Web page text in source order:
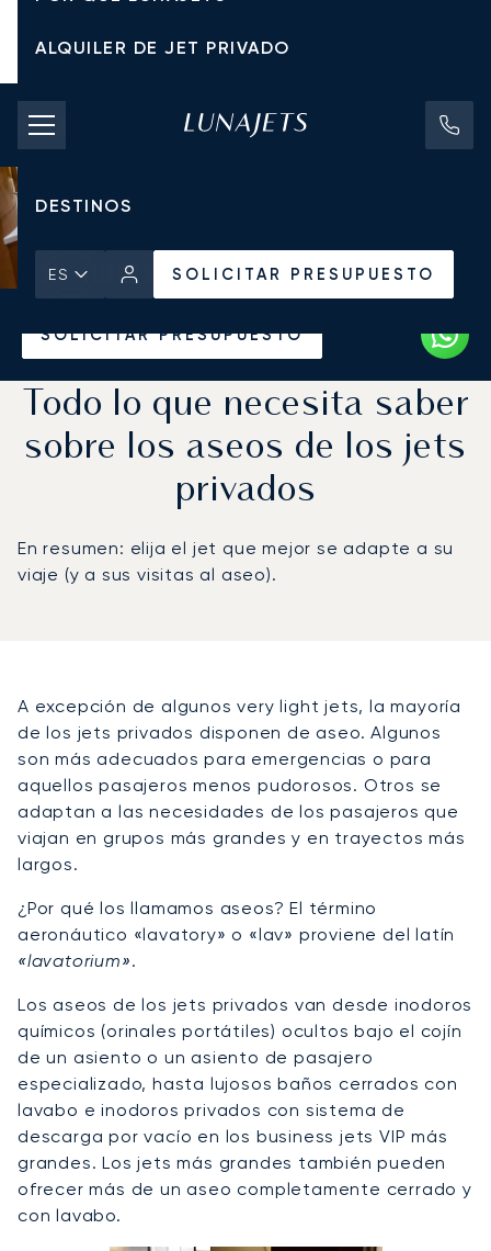
ALQUILER DE JET PRIVADO
TARIFAS DE CHÁRTER
JETS PRIVADOS
DESTINOS
ES SOLICITAR PRESUPUESTO
SOLICITAR PRESUPUESTO
Todo lo que necesita saber
sobre los aseos de los jets
privados
En resumen: elija el jet que mejor se adapte a su
viaje (y a sus visitas al aseo).
A excepción de algunos very light jets, la mayoría
de los jets privados disponen de aseo. Algunos
son más adecuados para emergencias o para
aquellos pasajeros menos pudorosos. Otros se
adaptan a las necesidades de los pasajeros que
viajan en grupos más grandes y en trayectos más
largos.
¿Por qué los llamamos aseos? El término
aeronáutico «lavatory» o «lav» proviene del latín
«lavatorium».
Los aseos de los jets privados van desde inodoros
químicos (orinales portátiles) ocultos bajo el cojín
de un asiento o un asiento de pasajero
especializado, hasta lujosos baños cerrados con
lavabo e inodoros privados con sistema de
descarga por vacío en los business jets VIP más
grandes. Los jets más grandes también pueden
ofrecer más de un aseo completamente cerrado y
con lavabo.